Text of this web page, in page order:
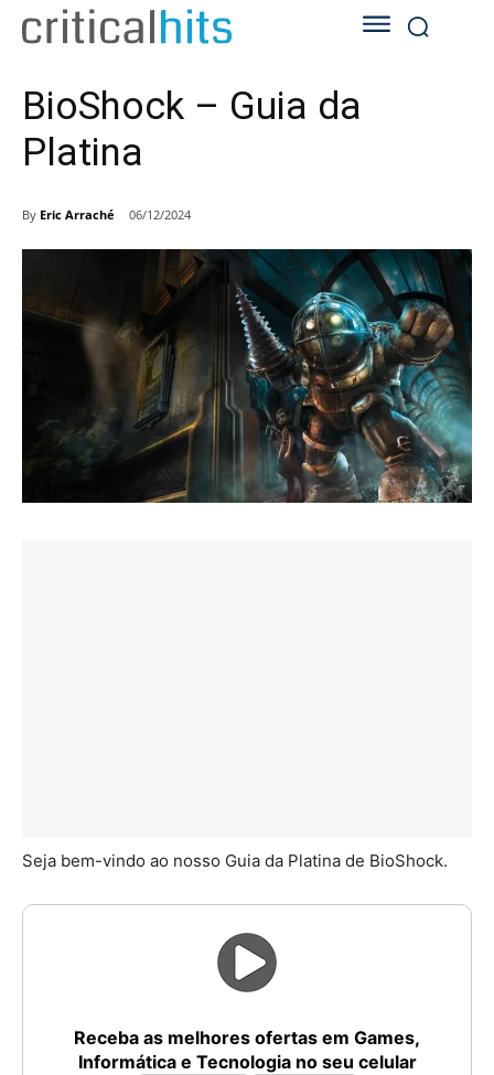
BioShock – Guia da
Platina
By Eric Arraché 06/12/2024
Seja bem-vindo ao nosso Guia da Platina de BioShock.
Receba as melhores ofertas em Games,
Informática e Tecnologia no seu celular